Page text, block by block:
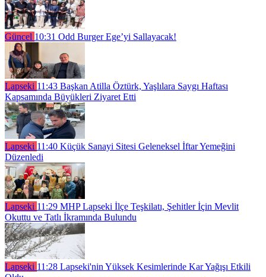
Güncel 10:31 Odd Burger Ege’yi Sallayacak!
Lapseki 11:43 Başkan Atilla Öztürk, Yaşlılara Saygı Haftası
Kapsamında Büyükleri Ziyaret Etti
Lapseki 11:40 Küçük Sanayi Sitesi Geleneksel İftar Yemeğini
Düzenledi
Lapseki 11:29 MHP Lapseki İlçe Teşkilatı, Şehitler İçin Mevlit
Okuttu ve Tatlı İkramında Bulundu
Lapseki 11:28 Lapseki'nin Yüksek Kesimlerinde Kar Yağışı Etkili